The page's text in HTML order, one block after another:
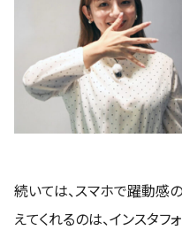
続いては、スマホで躍動感
えてくれるのは、インスタ